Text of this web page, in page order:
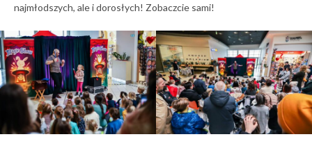
najmłodszych, ale i dorosłych! Zobaczcie sami!